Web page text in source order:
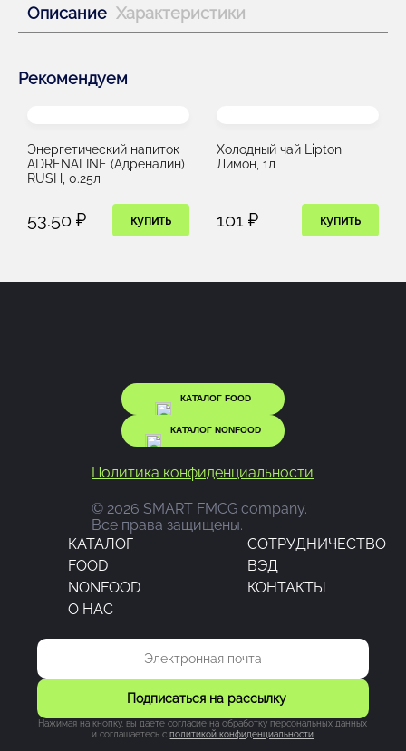
Описание Характеристики
Рекомендуем
Энергетический напиток
ADRENALINE (Адреналин)
RUSH, 0.25л
53.50 ₽ купить
Холодный чай Lipton
Лимон, 1л
101 ₽ купить
КАТАЛОГ FOOD
КАТАЛОГ NONFOOD
Политика конфиденциальности
© 2026 SMART FMCG company.
Все права защищены.
КАТАЛОГ
CОТРУДНИЧЕСТВО
FOOD
ВЭД
NONFOOD
КОНТАКТЫ
О НАС
Подписаться на рассылку
Нажимая на кнопку, вы даете согласие на обработку персональных данных
и соглашаетесь cполитикой конфиденциальности